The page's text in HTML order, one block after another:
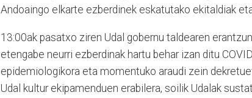
Andoaingo elkarte ezberdinek eskatutako ekitaldiak
13:00ak pasatxo ziren Udal gobernu taldearen
etengabe neurri ezberdinak hartu behar izan ditu
epidemiologikora eta momentuko araudi zein
Udal kultur ekipamenduen erabilera, soilik Udalak